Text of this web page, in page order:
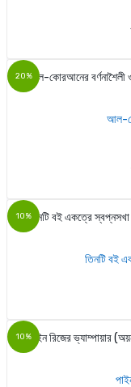
20%
আল-
10%
তিনটি বই
10%